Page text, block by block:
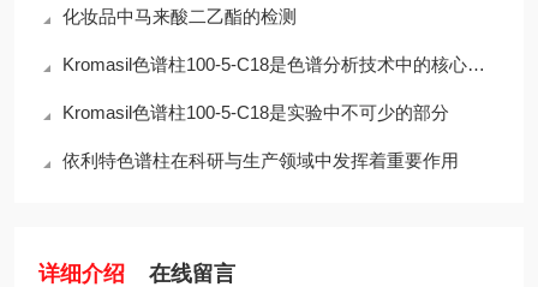
化妆品中马来酸二乙酯的检测
Kromasil色谱柱100-5-C18是色谱分析技术中的核心部件
Kromasil色谱柱100-5-C18是实验中不可少的部分
依利特色谱柱在科研与生产领域中发挥着重要作用
详细介绍 在线留言